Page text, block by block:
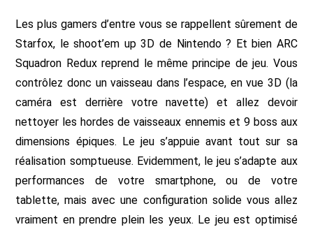
Les plus gamers d’entre vous se rappellent sûrement de
Starfox, le shoot’em up 3D de Nintendo ? Et bien ARC
Squadron Redux reprend le même principe de jeu. Vous
contrôlez donc un vaisseau dans l’espace, en vue 3D (la
caméra est derrière votre navette) et allez devoir
nettoyer les hordes de vaisseaux ennemis et 9 boss aux
dimensions épiques. Le jeu s’appuie avant tout sur sa
réalisation somptueuse. Evidemment, le jeu s’adapte aux
performances de votre smartphone, ou de votre
tablette, mais avec une configuration solide vous allez
vraiment en prendre plein les yeux. Le jeu est optimisé